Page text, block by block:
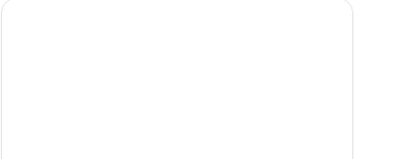
Hotel Caiua Express